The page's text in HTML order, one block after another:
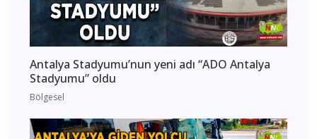
Antalya Stadyumu’nun yeni adı “ADO Antalya
Stadyumu” oldu
Bölgesel